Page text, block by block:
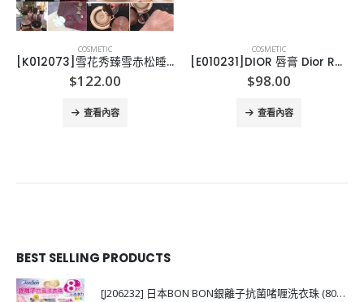
COSMETIC
[K012073]雪花秀臻雪赤松睡眠面膜-24片
$122.00
查看內容
COSMETIC
[E010231]DIOR 唇膏 Dior Rouge
$98.00
查看內容
BEST SELLING PRODUCTS
[J206232] 日本BON BON銀離子抗菌啫喱洗衣珠 (80粒)